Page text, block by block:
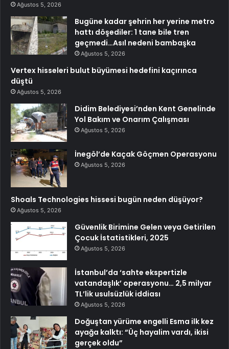
Ağustos 5, 2026
Bugüne kadar şehrin her yerine metro
hattı döşediler: 1 tane bile tren
geçmedi…Asıl nedeni bambaşka
Ağustos 5, 2026
Vertex hisseleri bulut büyümesi hedefini kaçırınca
düştü
Ağustos 5, 2026
Didim Belediyesi’nden Kent Genelinde
Yol Bakım ve Onarım Çalışması
Ağustos 5, 2026
İnegöl’de Kaçak Göçmen Operasyonu
Ağustos 5, 2026
Shoals Technologies hissesi bugün neden düşüyor?
Ağustos 5, 2026
Güvenlik Birimine Gelen veya Getirilen
Çocuk İstatistikleri, 2025
Ağustos 5, 2026
İstanbul’da ‘sahte ekspertizle
vatandaşlık’ operasyonu… 2,5 milyar
TL’lik usulsüzlük iddiası
Ağustos 5, 2026
Doğuştan yürüme engelli Esma ilk kez
ayağa kalktı: “Üç hayalim vardı, ikisi
gerçek oldu”